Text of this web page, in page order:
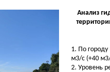
Анализ
1. По городу
м3/с (+40
2. Уровень